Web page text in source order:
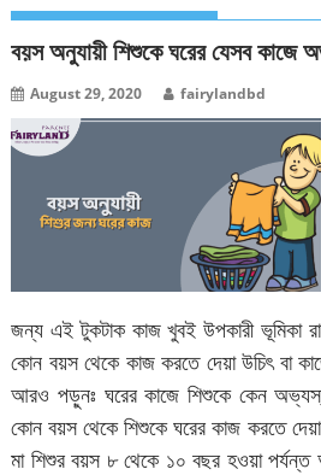
বয়স অনুযায়ী শিশুকে ঘরের যেসব কাজে
August 29, 2020 fairylandbd
জন্য এই টুকটাক কাজ খুবই উপকারী ভূমিকা
কোন বয়স থেকে কাজ করতে দেয়া উচিৎ বা
আরও পড়ুনঃ ঘরের কাজে শিশুকে কেন
কোন বয়স থেকে শিশুকে ঘরের কাজ করতে দেয়া
মা শিশুর বয়স ৮ থেকে ১০ বছর হওয়া পর্যন্ত